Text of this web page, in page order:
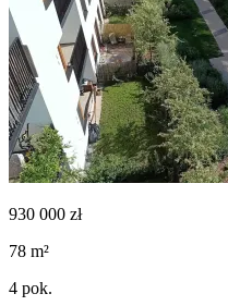
930 000 zł
78 m²
4 pok.